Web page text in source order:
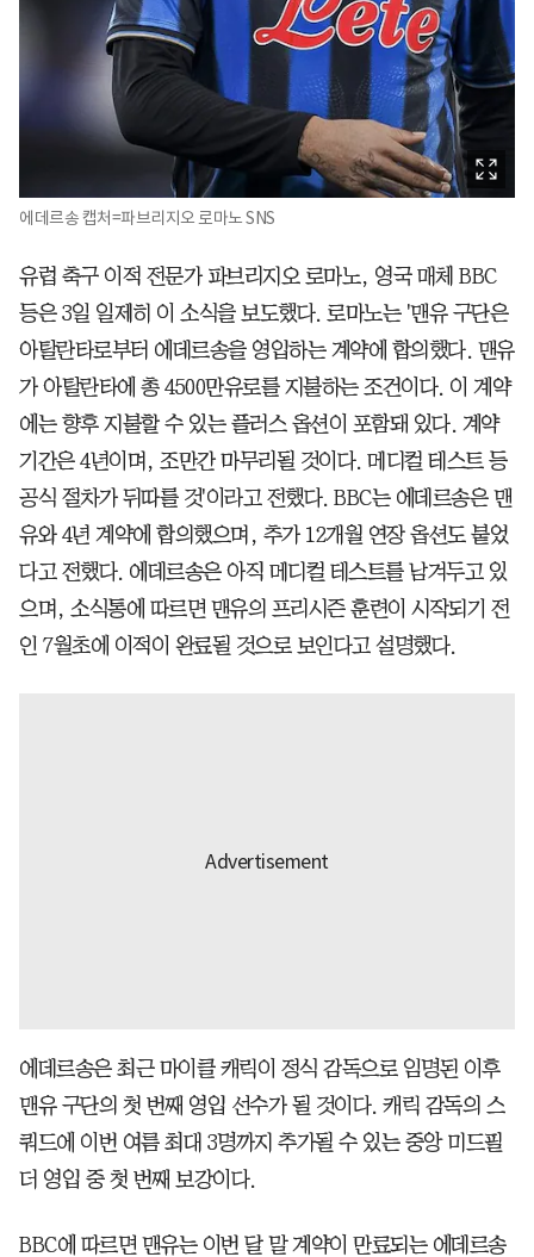
에데르송 캡처=파브리지오 로마노 SNS
유럽 축구 이적 전문가 파브리지오 로마노, 영국 매체 BBC
등은 3일 일제히 이 소식을 보도했다. 로마노는 '맨유 구단은
아탈란타로부터 에데르송을 영입하는 계약에 합의했다. 맨유
가 아탈란타에 총 4500만유로를 지불하는 조건이다. 이 계약
에는 향후 지불할 수 있는 플러스 옵션이 포함돼 있다. 계약
기간은 4년이며, 조만간 마무리될 것이다. 메디컬 테스트 등
공식 절차가 뒤따를 것'이라고 전했다. BBC는 에데르송은 맨
유와 4년 계약에 합의했으며, 추가 12개월 연장 옵션도 붙었
다고 전했다. 에데르송은 아직 메디컬 테스트를 남겨두고 있
으며, 소식통에 따르면 맨유의 프리시즌 훈련이 시작되기 전
인 7월초에 이적이 완료될 것으로 보인다고 설명했다.
에데르송은 최근 마이클 캐릭이 정식 감독으로 임명된 이후
맨유 구단의 첫 번째 영입 선수가 될 것이다. 캐릭 감독의 스
쿼드에 이번 여름 최대 3명까지 추가될 수 있는 중앙 미드필
더 영입 중 첫 번째 보강이다.
BBC에 따르면 맨유는 이번 달 말 계약이 만료되는 에데르송